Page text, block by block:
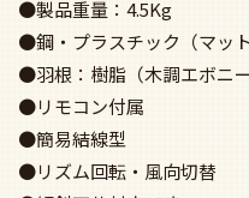
●寸法：径φ1132 高461
●製品重量：4.5Kg
●鋼・プラスチック（マッ
●羽根：樹脂（木調エボニー
●リモコン付属
●簡易結線型